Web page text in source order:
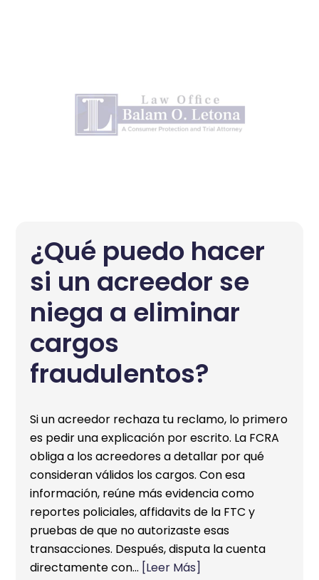
¿Qué puedo hacer
si un acreedor se
niega a eliminar
cargos
fraudulentos?
Si un acreedor rechaza tu reclamo, lo primero
es pedir una explicación por escrito. La FCRA
obliga a los acreedores a detallar por qué
consideran válidos los cargos. Con esa
información, reúne más evidencia como
reportes policiales, affidavits de la FTC y
pruebas de que no autorizaste esas
transacciones. Después, disputa la cuenta
directamente con… [Leer Más]